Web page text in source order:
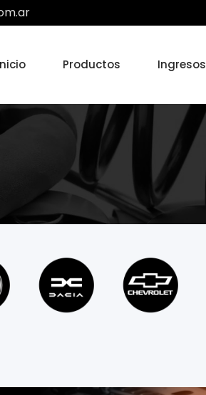
Productos Ingresos